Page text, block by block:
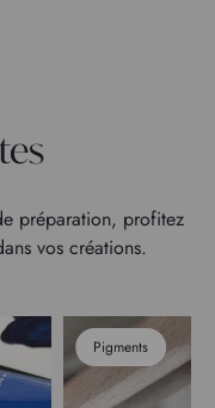
préparation, profitez
vos créations.
Pigments